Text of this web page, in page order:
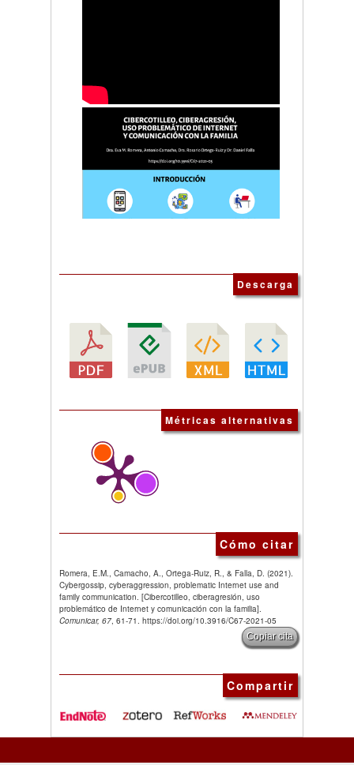
Descarga
Métricas alternativas
Cómo citar
Romera, E.M., Camacho, A., Ortega-Ruiz, R., & Falla, D. (2021).
Cybergossip, cyberaggression, problematic Internet use and
family communication. [Cibercotilleo, ciberagresión, uso
problemático de Internet y comunicación con la familia].
Comunicar, 67, 61-71. https://doi.org/10.3916/C67-2021-05
Copiar cita
Compartir